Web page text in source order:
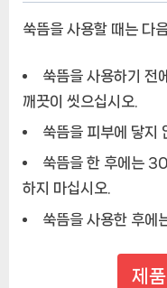
쑥뜸을 사용할 때는 다
쑥뜸을 사용하기 전
깨끗이 씻으십시오.
쑥뜸을 피부에 닿지
쑥뜸을 한 후에는
하지 마십시오.
쑥뜸을 사용한 후에
제